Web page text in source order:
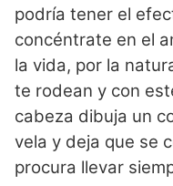
podría tener el
concéntrate en el
la vida, por la
te rodean y con
cabeza dibuja un
vela y deja que se
procura llevar